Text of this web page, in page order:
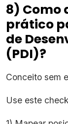
8) Como
prático
de
(PDI)?
Conceito sem
Use este